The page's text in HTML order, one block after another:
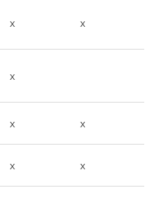
x x
x
x x
x x